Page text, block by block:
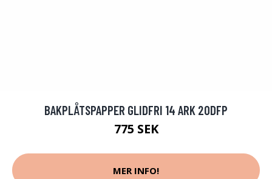
BAKPLÅTSPAPPER GLIDFRI 14 ARK 20DFP
775 SEK
MER INFO!